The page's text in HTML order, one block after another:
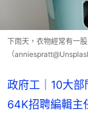
下雨天，衣物經常有一
（
政府工｜10大
64K招聘編輯主